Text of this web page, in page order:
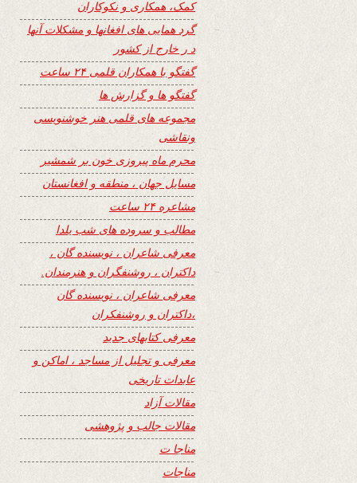
کمک، همکاری و نکوکاران
گرد همایی های افغانها و مشکلات آنها
د ر خارج از کشور
گفتگو با همکاران قلمی ۲۴ ساعت
گفتگو ها و گزارش ها
مجموعه های قلمی هنر خوشنویسی
ونقاشی
محرم ماه پیروزی خون بر شمشیر
مسایل جهان ، منطقه و افغانستان
مشاعره ۲۴ ساعت
مطالب و سروده های شب یلدا
معرفی شاعران ، نویسنده گان ،
داکتران ، روشنفگران و هنرمندان.
معرفی شاعران ، نویسنده گان
،داکتران و روشنفکران
معرفی کتابهای جدید
معرفی و تجلیل از مساجد ، اماکن و
عابدات تاریخی
مقالات آزاد
مقالات جالب و پژوهشی
مناجا ت
مناجات